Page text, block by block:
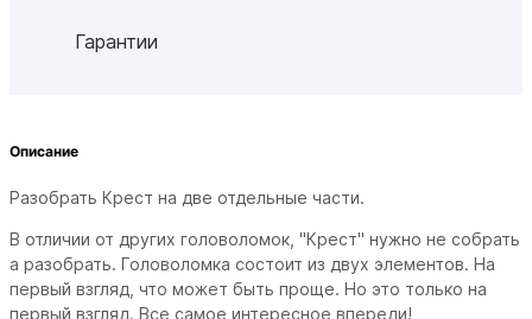
Гарантии
Описание
Разобрать Крест на две отдельные части.
В отличии от других головоломок, "Крест" нужно не собрать
а разобрать. Головоломка состоит из двух элементов. На
первый взгляд, что может быть проще. Но это только на
первый взгляд. Все самое интересное впереди!